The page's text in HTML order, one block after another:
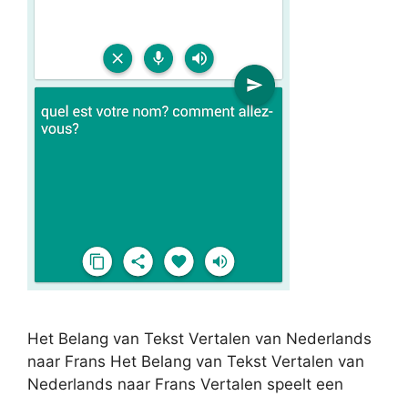
Het Belang van Tekst Vertalen van Nederlands
naar Frans Het Belang van Tekst Vertalen van
Nederlands naar Frans Vertalen speelt een